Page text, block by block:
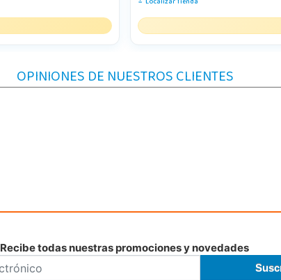
OPINIONES DE NUESTROS CLIENTES
Recibe todas nuestras promociones y novedades